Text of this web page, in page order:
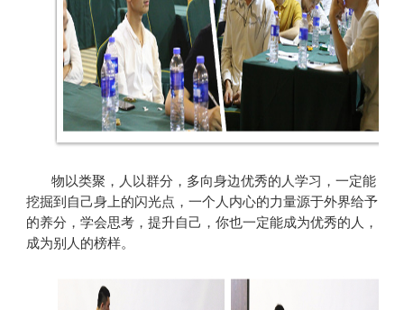
物以类聚，人以群分，多向身边优秀的人学习，一定能
挖掘到自己身上的闪光点，一个人内心的力量源于外界给予
的养分，学会思考，提升自己，你也一定能成为优秀的人，
成为别人的榜样。